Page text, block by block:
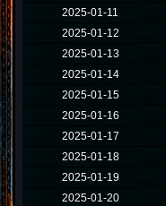
2025-01-11
2025-01-12
2025-01-13
2025-01-14
2025-01-15
2025-01-16
2025-01-17
2025-01-18
2025-01-19
2025-01-20